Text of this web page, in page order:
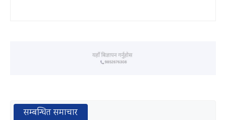
सम्बन्धित समाचार